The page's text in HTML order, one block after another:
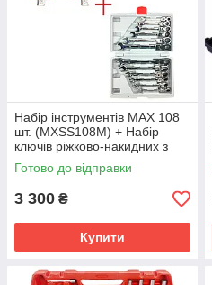
Набір інструментів MAX 108
шт. (MXSS108M) + Набір
ключів ріжково-накидних з
тріскачкою LEX 12 шт.
(LEX1219)
Готово до відправки
3 300 ₴
Купити